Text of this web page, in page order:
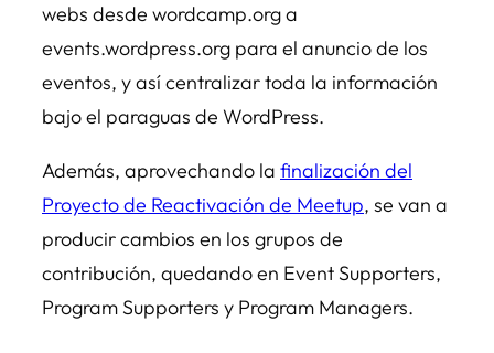
webs desde wordcamp.org a
events.wordpress.org para el anuncio de los
eventos, y así centralizar toda la información
bajo el paraguas de WordPress.
Además, aprovechando la finalización del
Proyecto de Reactivación de Meetup, se van a
producir cambios en los grupos de
contribución, quedando en Event Supporters,
Program Supporters y Program Managers.